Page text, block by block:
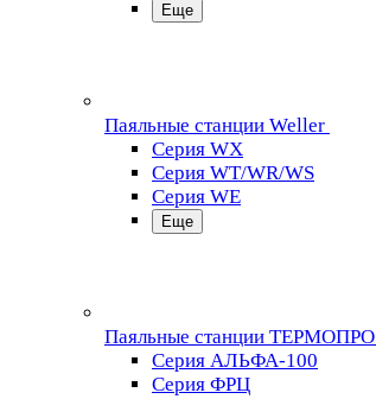
Еще
Паяльные станции Weller
Серия WX
Серия WT/WR/WS
Серия WE
Еще
Паяльные станции ТЕРМОПРО
Серия АЛЬФА-100
Серия ФРЦ